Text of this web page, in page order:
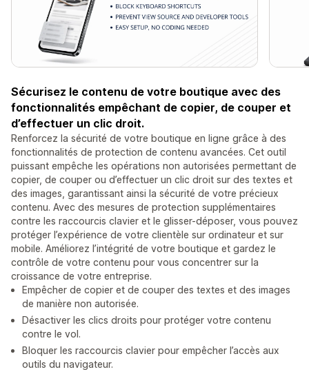
Sécurisez le contenu de votre boutique avec des
fonctionnalités empêchant de copier, de couper et
d’effectuer un clic droit.
Renforcez la sécurité de votre boutique en ligne grâce à des
fonctionnalités de protection de contenu avancées. Cet outil
puissant empêche les opérations non autorisées permettant de
copier, de couper ou d’effectuer un clic droit sur des textes et
des images, garantissant ainsi la sécurité de votre précieux
contenu. Avec des mesures de protection supplémentaires
contre les raccourcis clavier et le glisser-déposer, vous pouvez
protéger l’expérience de votre clientèle sur ordinateur et sur
mobile. Améliorez l’intégrité de votre boutique et gardez le
contrôle de votre contenu pour vous concentrer sur la
croissance de votre entreprise.
Empêcher de copier et de couper des textes et des images
de manière non autorisée.
Désactiver les clics droits pour protéger votre contenu
contre le vol.
Bloquer les raccourcis clavier pour empêcher l’accès aux
outils du navigateur.